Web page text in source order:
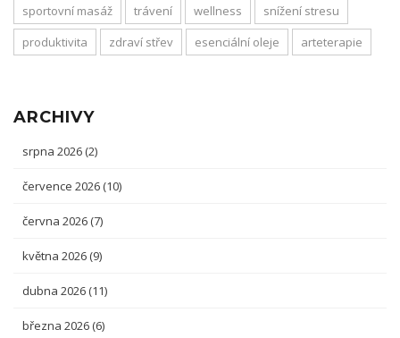
sportovní masáž
trávení wellness
snížení stresu
produktivita
zdraví střev esenciální oleje arteterapie
ARCHIVY
srpna 2026 (2)
července 2026 (10)
června 2026 (7)
května 2026 (9)
dubna 2026 (11)
března 2026 (6)